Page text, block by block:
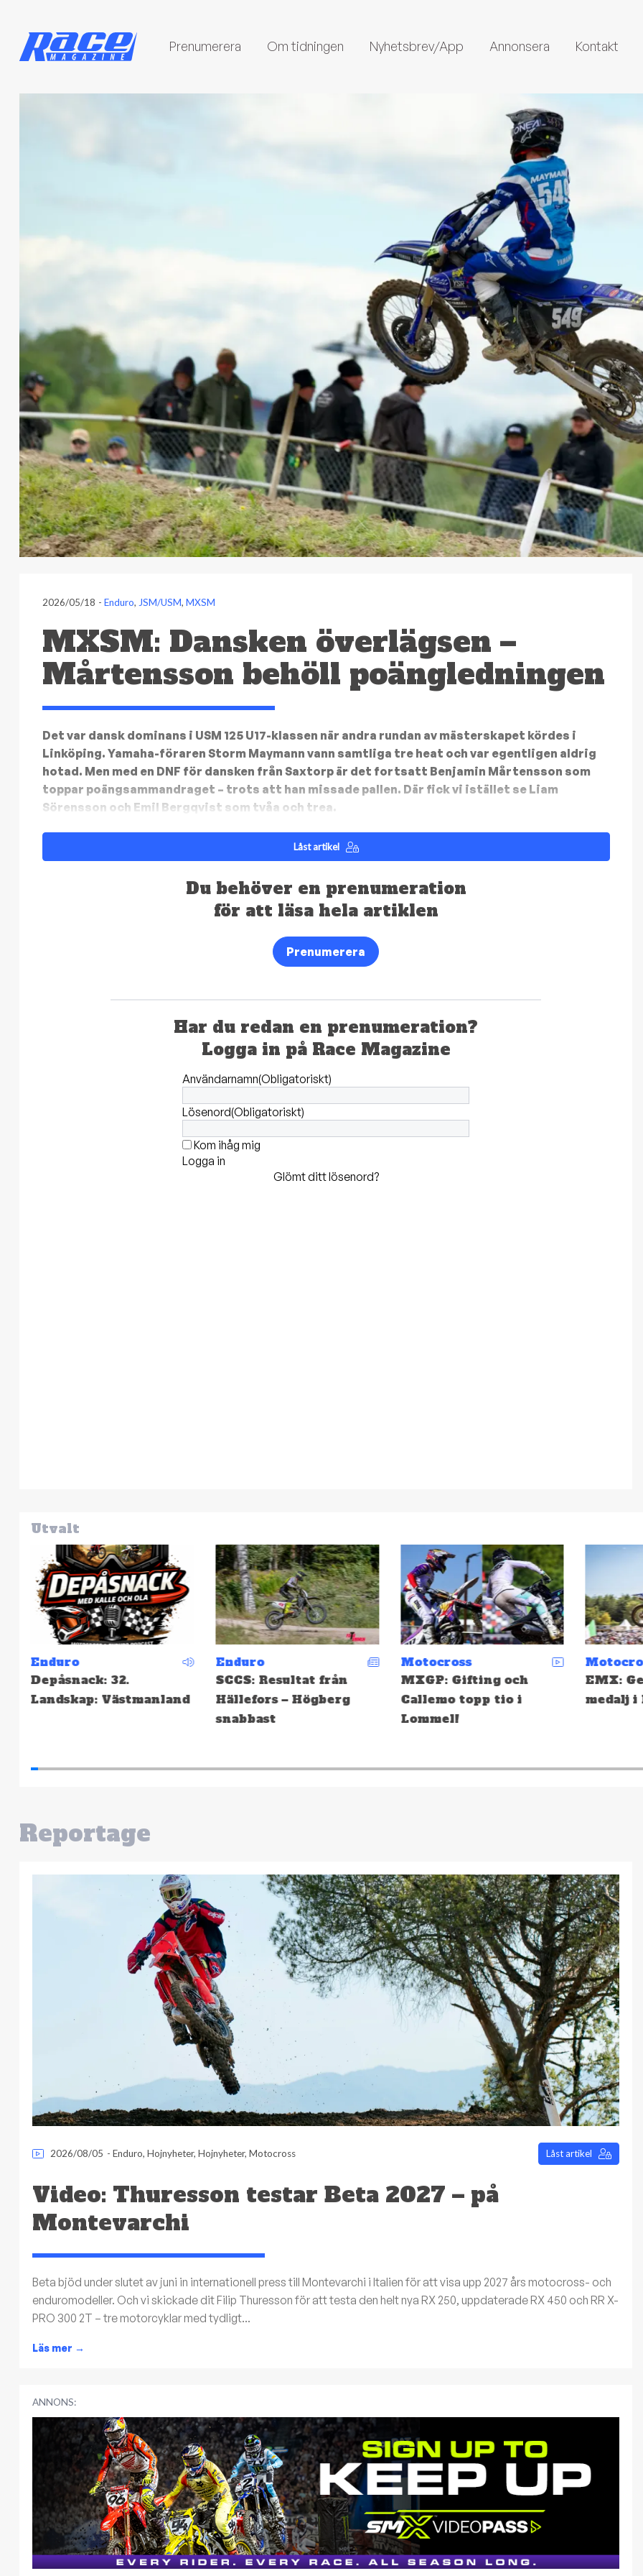
Prenumerera Om tidningen Nyhetsbrev/App Annonsera Kontakt
2026/05/18 - Enduro, JSM/USM, MXSM
MXSM: Dansken överlägsen –
Mårtensson behöll poängledningen
Det var dansk dominans i USM 125 U17-klassen när andra rundan av mästerskapet kördes i
Linköping. Yamaha-föraren Storm Maymann vann samtliga tre heat och var egentligen aldrig
hotad. Men med en DNF för dansken från Saxtorp är det fortsatt Benjamin Mårtensson som
toppar poängsammandraget – trots att han missade pallen. Där fick vi istället se Liam
Sörensson och Emil Bergqvist som tvåa och trea.
Låst artikel
Du behöver en prenumeration
för att läsa hela artiklen
Prenumerera
Har du redan en prenumeration?
Logga in på Race Magazine
Användarnamn(Obligatoriskt)
Lösenord(Obligatoriskt)
Kom ihåg mig
Logga in
Glömt ditt lösenord?
Utvalt
Enduro
SCCS: Resultat från
Hällefors – Högberg
Motocross
MXGP: Gifting och
Callemo topp tio i
Lommel!
Motocross
EMX: Gerhardsson nära
medalj i Lommel!
Enduro
Tallinn
Reportage
2026/08/05 - Enduro, Hojnyheter, Hojnyheter, Motocross Låst artikel
Video: Thuresson testar Beta 2027 – på
Montevarchi
Beta bjöd under slutet av juni in internationell press till Montevarchi i Italien för att visa upp 2027 års motocross- och
enduromodeller. Och vi skickade dit Filip Thuresson för att testa den helt nya RX 250, uppdaterade RX 450 och RR X-
PRO 300 2T – tre motorcyklar med tydligt...
Läs mer →
ANNONS: